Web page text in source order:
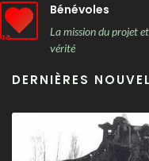
Bénévoles
La mission du projet
vérité
DERNIÈRES